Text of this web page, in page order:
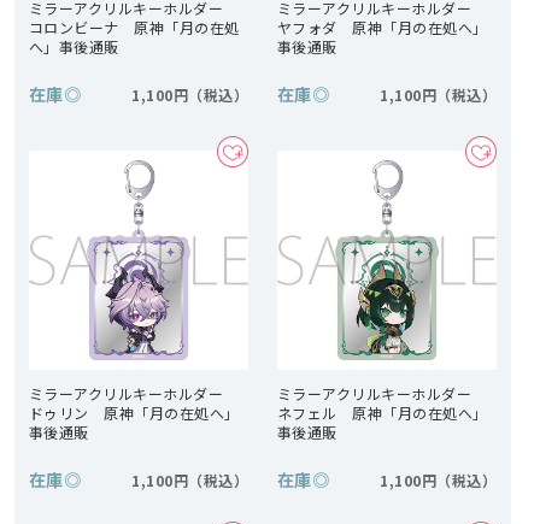
ミラーアクリルキーホルダー
コロンビーナ 原神「月の在処
へ」事後通販
在庫◎ 1,100円
ミラーアクリルキーホルダー
ヤフォダ 原神「月の在処へ」
事後通販
在庫◎ 1,100円
ミラーアクリルキーホルダー
ドゥリン 原神「月の在処へ」
事後通販
在庫◎ 1,100円
ミラーアクリルキーホルダー
ネフェル 原神「月の在処へ」
事後通販
在庫◎ 1,100円